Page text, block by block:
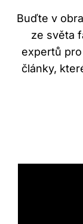
Buďte v
ze světa
expertů
články,